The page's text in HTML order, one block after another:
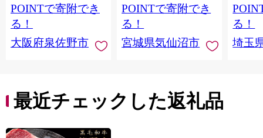
POINTで寄附でき
る！
大阪府泉佐野市
ウトドア バーベキュ
ー 厚切り タン
POINTで寄附でき
る！
宮城県気仙沼市
き肉
ず 惣
まみ
んのお
る！
埼玉
最近チェックした返礼品